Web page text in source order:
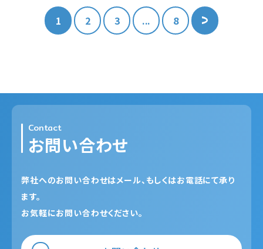
1 2 3 ... 8
Contact
お問い合わせ
弊社へのお問い合わせはメール、もしくはお電話にて承り
ます。
お気軽にお問い合わせください。